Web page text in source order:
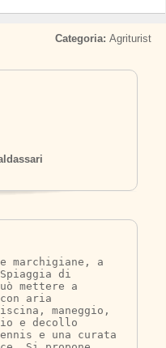
Categoria: Agriturist
marchigiane, a
di
mettere a
aria
maneggio,
e decollo
e una curata